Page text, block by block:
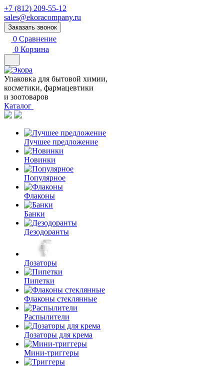
+7 (812) 209-55-12
sales@ekoracompany.ru
Заказать звонок
0 Сравнение
0 Корзина
Упаковка для бытовой химии,
косметики, фармацевтики
и зоотоваров
Каталог
Лучшее предложение
Новинки
Популярное
Флаконы
Банки
Дезодоранты
Дозаторы
Пипетки
Флаконы стеклянные
Распылители
Дозаторы для крема
Мини-триггеры